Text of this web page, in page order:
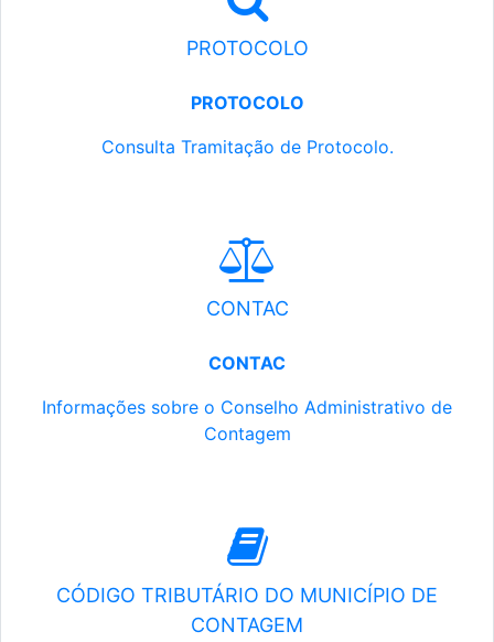
PROTOCOLO
PROTOCOLO
Consulta Tramitação de Protocolo.
CONTAC
CONTAC
Informações sobre o Conselho Administrativo de
Contagem
CÓDIGO TRIBUTÁRIO DO MUNICÍPIO DE
CONTAGEM